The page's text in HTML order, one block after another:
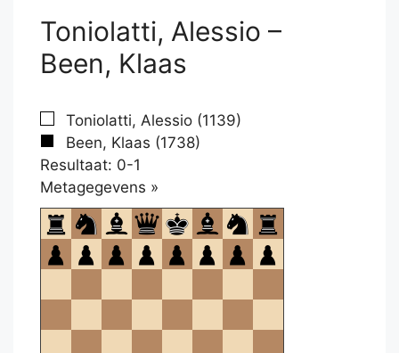
Toniolatti, Alessio –
Been, Klaas
Toniolatti, Alessio (1139)
Been, Klaas (1738)
Resultaat: 0-1
Metagegevens »
om
te
openen.